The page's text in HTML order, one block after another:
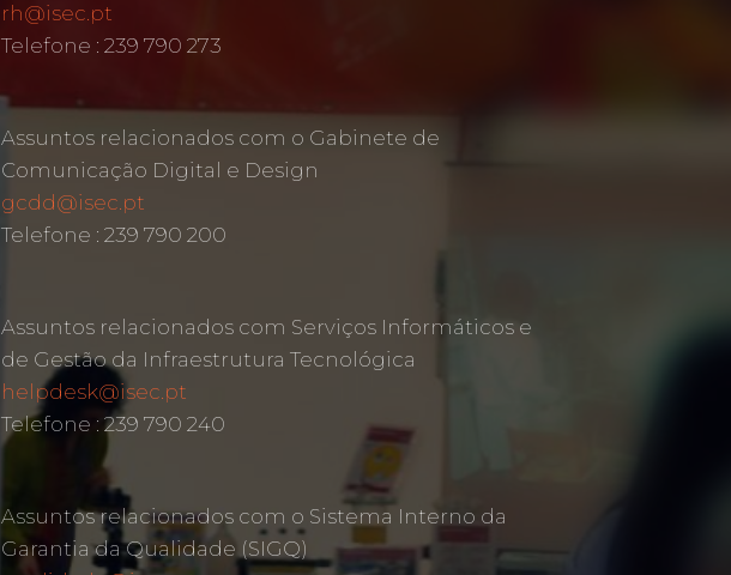
rh@isec.pt
Telefone : 239 790 273
Assuntos relacionados com o Gabinete de
Comunicação Digital e Design
gcdd@isec.pt
Telefone : 239 790 200
Assuntos relacionados com Serviços Informáticos e
de Gestão da Infraestrutura Tecnológica
helpdesk@isec.pt
Telefone : 239 790 240
Assuntos relacionados com o Sistema Interno da
Garantia da Qualidade (SIGQ)